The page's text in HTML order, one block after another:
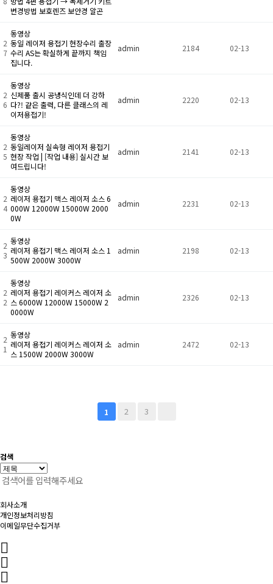
변경방법 보호렌즈 보안경 알곤
2
7
동영상
동일 레이저 용접기 현장수리 출장
수리 AS는 확실하게 끝까지 책임
집니다.
admin 2184 02-13
2
6
동영상
신제품 출시 공냉식인데 더 강하
다?! 같은 출력, 다른 클래스의 레
이저용접기!
admin 2220 02-13
2
5
동영상
동일레이저 실속형 레이저 용접기
현장 작업 | [작업 내용] 실시간 보
여드립니다!
admin 2141 02-13
2
4
동영상
레이저 용접기 맥스 레이저 소스 6
000W 12000W 15000W 2000
0W
admin 2231 02-13
2
3
동영상
레이저 용접기 맥스 레이저 소스 1
500W 2000W 3000W
admin 2198 02-13
2
2
동영상
레이저 용접기 레이커스 레이저 소
스 6000W 12000W 15000W 2
0000W
admin 2326 02-13
2
1
동영상
레이저 용접기 레이커스 레이저 소
스 1500W 2000W 3000W
admin 2472 02-13
1 2 3
검색
회사소개
개인정보처리방침
이메일무단수집거부